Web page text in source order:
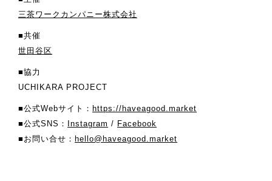
三茶ワークカンパニー株式会社
■共催
世田谷区
■協力
UCHIKARA PROJECT
■公式Webサイト： https://haveagood.market
■公式SNS：
Instagram / Facebook
■お問い合せ： hello@haveagood.market